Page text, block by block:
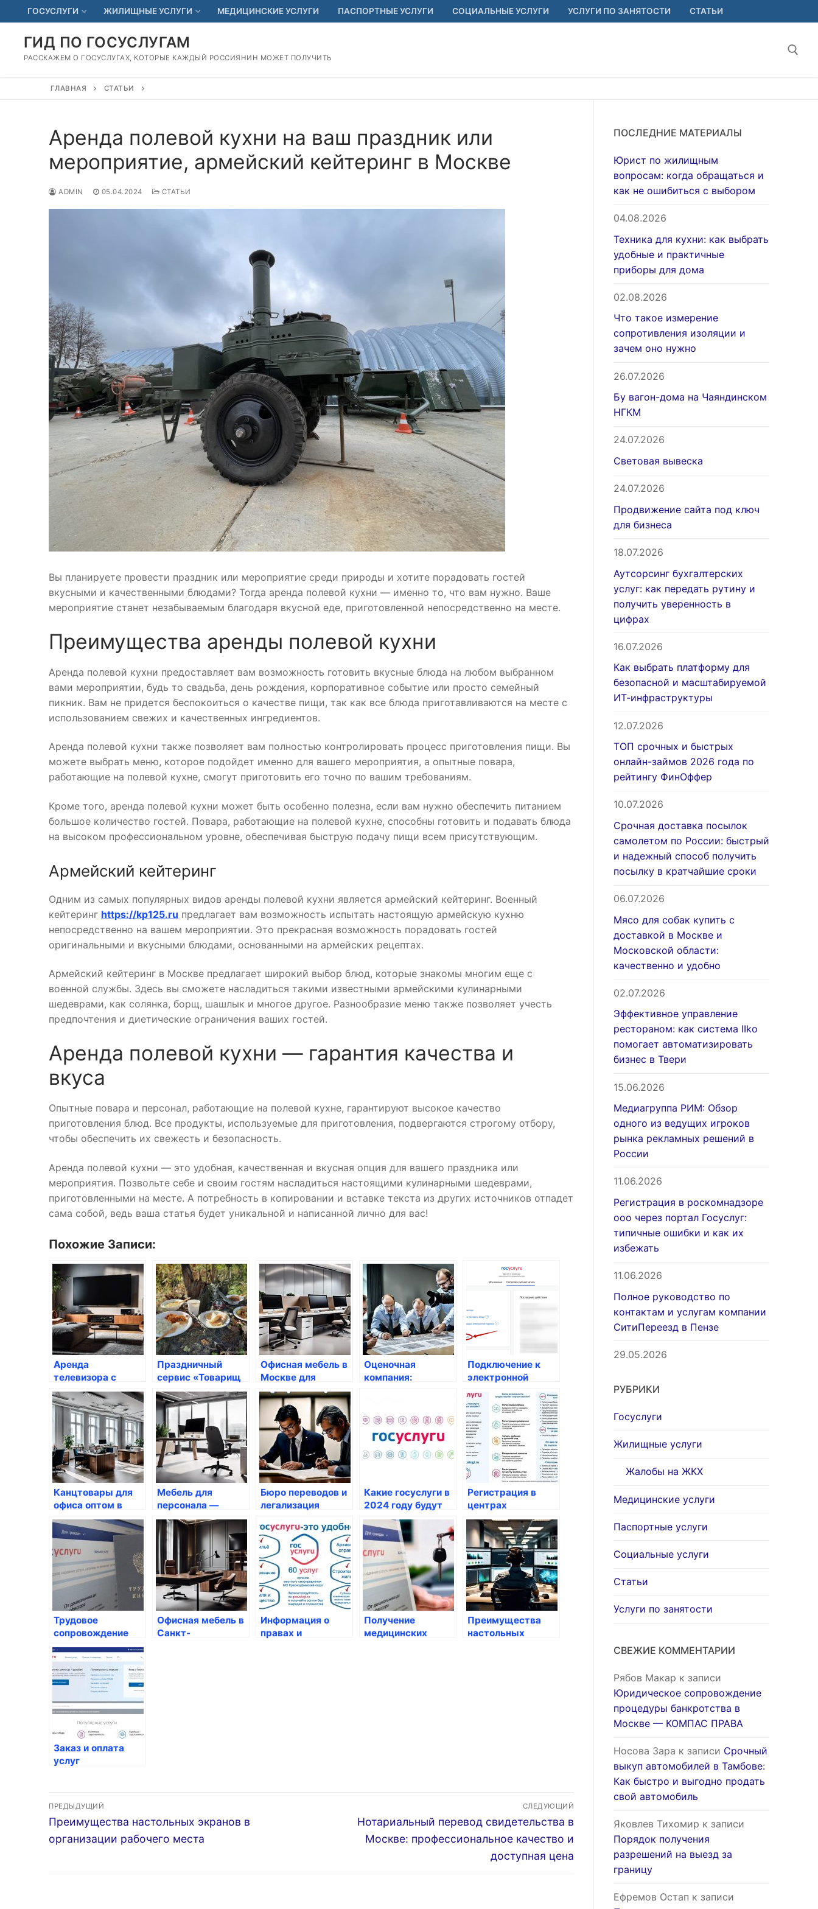
Перейти
к
содержимому
ГОСУСЛУГИ ЖИЛИЩНЫЕ УСЛУГИ МЕДИЦИНСКИЕ УСЛУГИ ПАСПОРТНЫЕ УСЛУГИ СОЦИАЛЬНЫЕ УСЛУГИ УСЛУГИ ПО ЗАНЯТОСТИ СТАТЬИ
ГИД ПО ГОСУСЛУГАМ
РАССКАЖЕМ О ГОСУСЛУГАХ, КОТОРЫЕ КАЖДЫЙ РОССИЯНИН МОЖЕТ ПОЛУЧИТЬ
ГЛАВНАЯ СТАТЬИ
Аренда полевой кухни на ваш праздник или
мероприятие, армейский кейтеринг в Москве
ADMIN 05.04.2024 СТАТЬИ
Вы планируете провести праздник или мероприятие среди природы и хотите порадовать гостей
вкусными и качественными блюдами? Тогда аренда полевой кухни — именно то, что вам нужно. Ваше
мероприятие станет незабываемым благодаря вкусной еде, приготовленной непосредственно на месте.
Преимущества аренды полевой кухни
Аренда полевой кухни предоставляет вам возможность готовить вкусные блюда на любом выбранном
вами мероприятии, будь то свадьба, день рождения, корпоративное событие или просто семейный
пикник. Вам не придется беспокоиться о качестве пищи, так как все блюда приготавливаются на месте с
использованием свежих и качественных ингредиентов.
Аренда полевой кухни также позволяет вам полностью контролировать процесс приготовления пищи. Вы
можете выбрать меню, которое подойдет именно для вашего мероприятия, а опытные повара,
работающие на полевой кухне, смогут приготовить его точно по вашим требованиям.
Кроме того, аренда полевой кухни может быть особенно полезна, если вам нужно обеспечить питанием
большое количество гостей. Повара, работающие на полевой кухне, способны готовить и подавать блюда
на высоком профессиональном уровне, обеспечивая быструю подачу пищи всем присутствующим.
Армейский кейтеринг
Одним из самых популярных видов аренды полевой кухни является армейский кейтеринг. Военный
кейтеринг https://kp125.ru предлагает вам возможность испытать настоящую армейскую кухню
непосредственно на вашем мероприятии. Это прекрасная возможность порадовать гостей
оригинальными и вкусными блюдами, основанными на армейских рецептах.
Армейский кейтеринг в Москве предлагает широкий выбор блюд, которые знакомы многим еще с
военной службы. Здесь вы сможете насладиться такими известными армейскими кулинарными
шедеврами, как солянка, борщ, шашлык и многое другое. Разнообразие меню также позволяет учесть
предпочтения и диетические ограничения ваших гостей.
Аренда полевой кухни — гарантия качества и
вкуса
Опытные повара и персонал, работающие на полевой кухне, гарантируют высокое качество
приготовления блюд. Все продукты, используемые для приготовления, подвергаются строгому отбору,
чтобы обеспечить их свежесть и безопасность.
Аренда полевой кухни — это удобная, качественная и вкусная опция для вашего праздника или
мероприятия. Позвольте себе и своим гостям насладиться настоящими кулинарными шедеврами,
приготовленными на месте. А потребность в копировании и вставке текста из других источников отпадет
сама собой, ведь ваша статья будет уникальной и написанной лично для вас!
Похожие Записи:
Аренда
телевизора с
техническим
обеспечением —
RL-TECH
Праздничный
сервис «Товарищ
Полковник»
Офисная мебель в
Москве для
персонала
недорого
Оценочная
компания:
экспертиза в
Подключение к
электронной
медицинской
карте
Канцтовары для
офиса оптом в
Екатеринбурге
Мебель для
персонала —
комфорт и стиль
на рабочем месте
Бюро переводов и
легализация
документов: как
получить
качественные
услуги
Какие госуслуги в
2024 году будут
предоставляться
россиянам?
Регистрация в
центрах
занятости:
государственная
поддержка для
россиян
Трудовое
сопровождение
при поиске работы
Офисная мебель в
Санкт-
Информация о
правах и
Получение
медицинских
Преимущества
настольных
Заказ и оплата
услуг
Навигация
по
записям
ПРЕДЫДУЩИЙ
Предыдущая
запись:
Преимущества настольных экранов в
организации рабочего места
СЛЕДУЮЩИЙ
Следующая
запись:
Нотариальный перевод свидетельства в
Москве: профессиональное качество и
доступная цена
ПОСЛЕДНИЕ МАТЕРИАЛЫ
Юрист по жилищным
вопросам: когда обращаться и
как не ошибиться с выбором
04.08.2026
Техника для кухни: как выбрать
удобные и практичные
приборы для дома
02.08.2026
Что такое измерение
сопротивления изоляции и
зачем оно нужно
26.07.2026
Бу вагон-дома на Чаяндинском
НГКМ
24.07.2026
Световая вывеска
24.07.2026
Продвижение сайта под ключ
для бизнеса
18.07.2026
Аутсорсинг бухгалтерских
услуг: как передать рутину и
получить уверенность в
цифрах
16.07.2026
Как выбрать платформу для
безопасной и масштабируемой
ИТ-инфраструктуры
12.07.2026
ТОП срочных и быстрых
онлайн-займов 2026 года по
рейтингу ФинОффер
10.07.2026
Срочная доставка посылок
самолетом по России: быстрый
и надежный способ получить
посылку в кратчайшие сроки
06.07.2026
Мясо для собак купить с
доставкой в Москве и
Московской области:
качественно и удобно
02.07.2026
Эффективное управление
рестораном: как система IIko
помогает автоматизировать
бизнес в Твери
15.06.2026
Медиагруппа РИМ: Обзор
одного из ведущих игроков
рынка рекламных решений в
России
11.06.2026
Регистрация в роскомнадзоре
ооо через портал Госуслуг:
типичные ошибки и как их
избежать
11.06.2026
Полное руководство по
контактам и услугам компании
СитиПереезд в Пензе
29.05.2026
РУБРИКИ
Госуслуги
Жилищные услуги
Жалобы на ЖКХ
Медицинские услуги
Паспортные услуги
Социальные услуги
Статьи
Услуги по занятости
СВЕЖИЕ КОММЕНТАРИИ
Рябов Макар к записи
Юридическое сопровождение
процедуры банкротства в
Москве — КОМПАС ПРАВА
Носова Зара к записи Срочный
выкуп автомобилей в Тамбове:
Как быстро и выгодно продать
свой автомобиль
Яковлев Тихомир к записи
Порядок получения
разрешений на выезд за
границу
Ефремов Остап к записи